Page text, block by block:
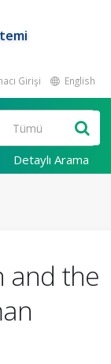
Girişi English
Detaylı Arama
and the